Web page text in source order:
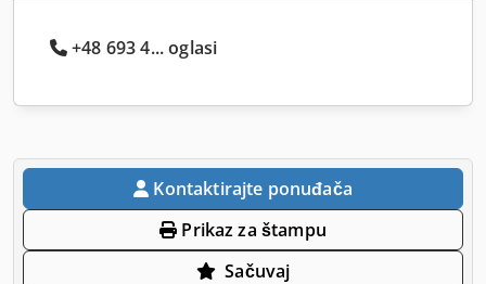
+48 693 4... oglasi
Kontaktirajte ponuđača
Prikaz za štampu
Sačuvaj